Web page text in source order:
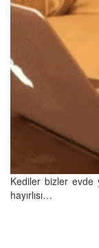
Kediler bizler evde
hayırlısı…